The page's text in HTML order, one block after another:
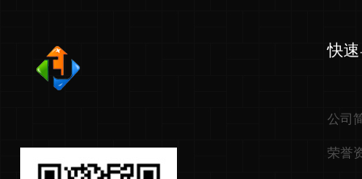
快
公司
荣誉